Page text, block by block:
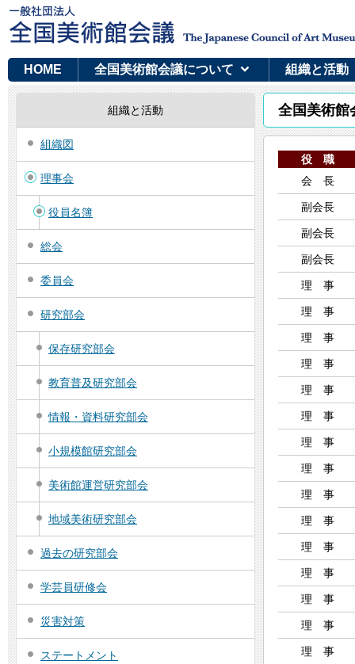
HOME 全国美術館会議について 組織と活動
組織と活動
組織図
理事会
役員名簿
総会
委員会
研究部会
保存研究部会
教育普及研究部会
情報・資料研究部会
小規模館研究部会
美術館運営研究部会
地域美術研究部会
過去の研究部会
学芸員研修会
災害対策
ステートメント
全国美術館
役 職
会 長
副会長
副会長
副会長
理 事
理 事
理 事
理 事
理 事
理 事
理 事
理 事
理 事
理 事
理 事
理 事
理 事
理 事
理 事